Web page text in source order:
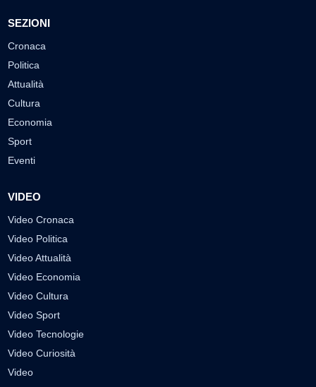
SEZIONI
Cronaca
Politica
Attualità
Cultura
Economia
Sport
Eventi
VIDEO
Video Cronaca
Video Politica
Video Attualità
Video Economia
Video Cultura
Video Sport
Video Tecnologie
Video Curiosità
Video